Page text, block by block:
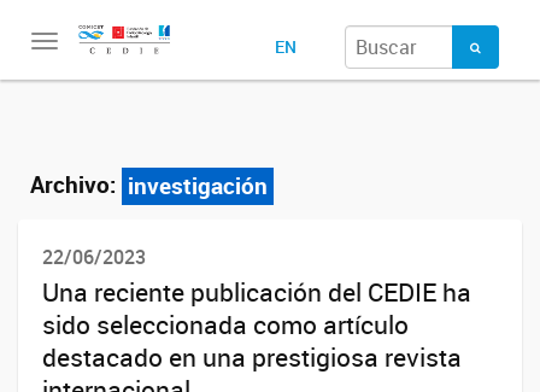
Toggle
EN
Archivo: investigación
22/06/2023
Una reciente publicación del CEDIE ha
sido seleccionada como artículo
destacado en una prestigiosa revista